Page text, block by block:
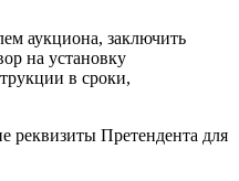
аукциона, заключить
на установку
в сроки,
реквизиты Претендента для